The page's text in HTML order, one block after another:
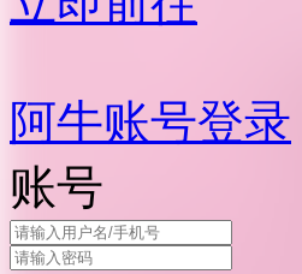
阿牛账号登录
账号